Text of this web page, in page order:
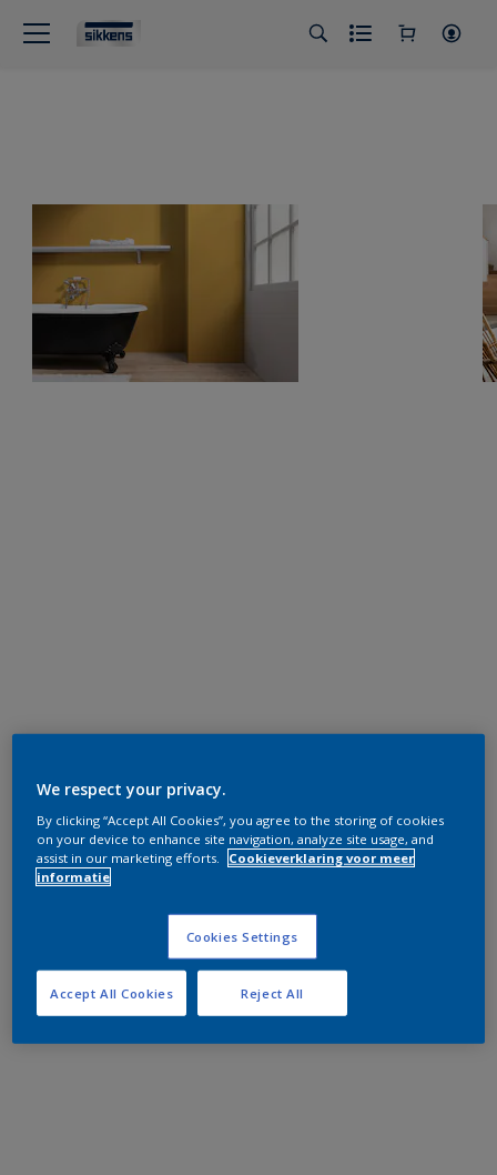
We respect your privacy.
By clicking “Accept All Cookies”, you agree to the storing of cookies
on your device to enhance site navigation, analyze site usage, and
assist in our marketing efforts.
Cookieverklaring voor meer
informatie
Cookies Settings
Reject All
Accept All Cookies